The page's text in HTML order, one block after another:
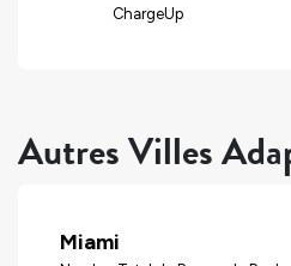
ChargeUp
Autres Villes
Miami